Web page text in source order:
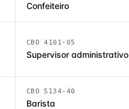
Confeiteiro
CBO 4101-05
Supervisor administrativo
CBO 5134-40
Barista